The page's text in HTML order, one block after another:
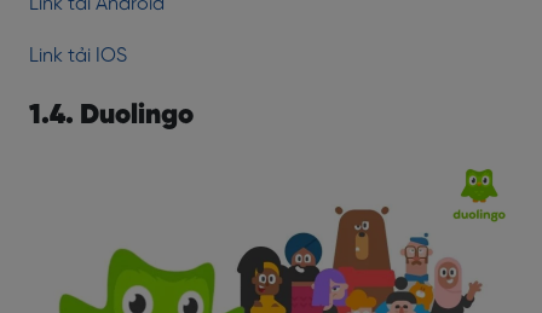
Link tải Android
Link tải IOS
1.4. Duolingo